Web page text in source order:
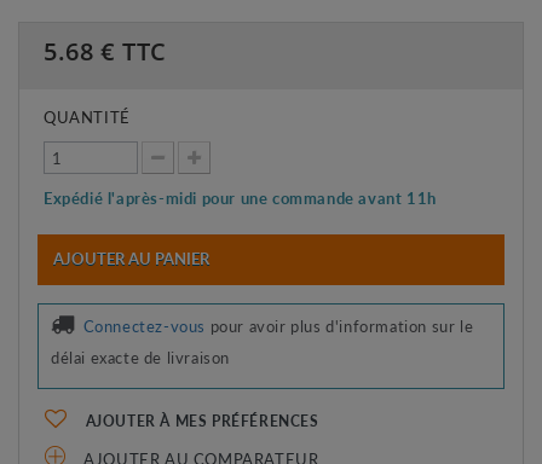
5.68 € TTC
QUANTITÉ
Expédié l'après-midi pour une commande avant 11h
AJOUTER AU PANIER
Connectez-vous pour avoir plus d'information sur le
délai exacte de livraison
AJOUTER À MES PRÉFÉRENCES
AJOUTER AU COMPARATEUR